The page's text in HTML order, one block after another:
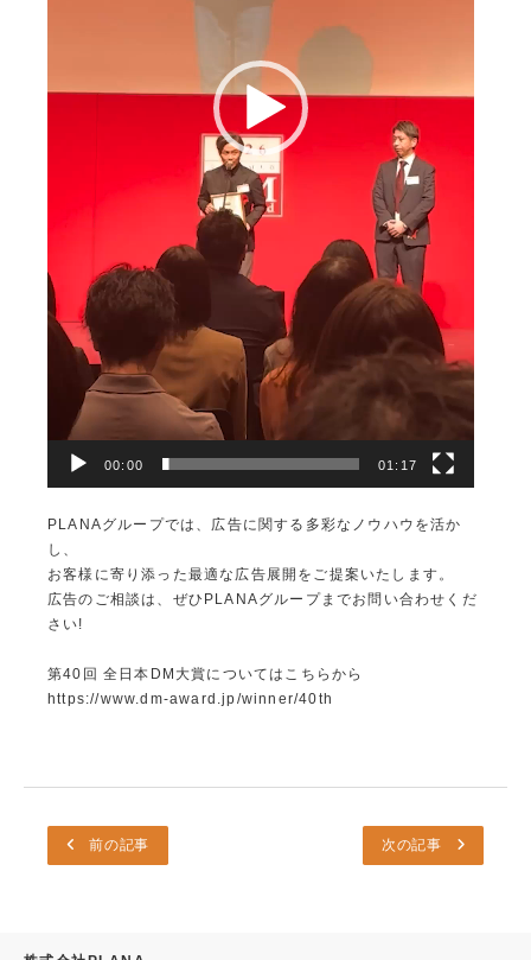
00:00 01:17
PLANAグループでは、広告に関する多彩なノウハウを活か
し、
お客様に寄り添った最適な広告展開をご提案いたします。
広告のご相談は、ぜひPLANAグループまでお問い合わせくだ
さい!
第40回 全日本DM大賞についてはこちらから
https://www.dm-award.jp/winner/40th
前の記事 次の記事